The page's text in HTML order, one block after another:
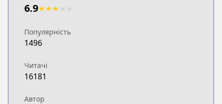
6.9★★★
Популярність
1496
Читачі
16181
Автор